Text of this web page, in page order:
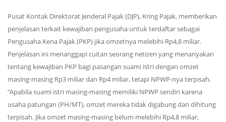
Pusat Kontak Direktorat Jenderal Pajak (DJP), Kring Pajak, memberikan
penjelasan terkait kewajiban pengusaha untuk terdaftar sebagai
Pengusaha Kena Pajak (PKP) jika omzetnya melebihi Rp4,8 miliar.
Penjelasan ini menanggapi cuitan seorang netizen yang menanyakan
tentang kewajiban PKP bagi pasangan suami istri dengan omzet
masing-masing Rp3 miliar dan Rp4 miliar, tetapi NPWP-nya terpisah.
“Apabila suami istri masing-masing memiliki NPWP sendiri karena
usaha patungan (PH/MT), omzet mereka tidak digabung dan dihitung
terpisah. Jika omzet masing-masing belum melebihi Rp4,8 miliar,